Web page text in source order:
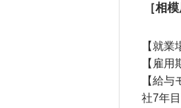
［相
【就
【雇用
【給
社7年